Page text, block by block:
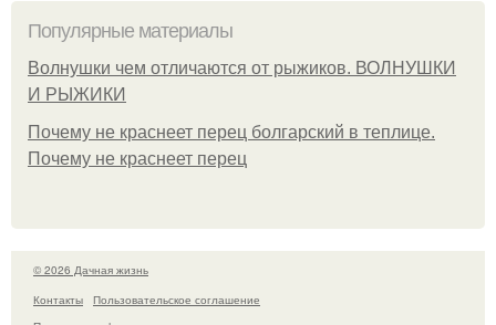
Популярные материалы
Волнушки чем отличаются от рыжиков. ВОЛНУШКИ
И РЫЖИКИ
Почему не краснеет перец болгарский в теплице.
Почему не краснеет перец
© 2026 Дачная жизнь
Контакты
Пользовательское соглашение